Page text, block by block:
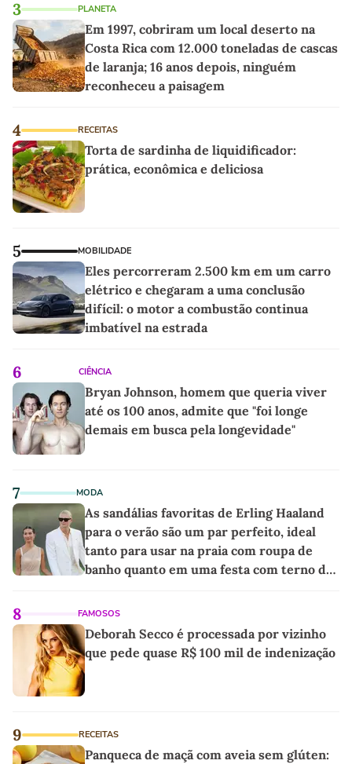
3 PLANETA
Em 1997, cobriram um local deserto na
Costa Rica com 12.000 toneladas de cascas
de laranja; 16 anos depois, ninguém
reconheceu a paisagem
4 RECEITAS
Torta de sardinha de liquidificador:
prática, econômica e deliciosa
5 MOBILIDADE
Eles percorreram 2.500 km em um carro
elétrico e chegaram a uma conclusão
difícil: o motor a combustão continua
imbatível na estrada
6 CIÊNCIA
Bryan Johnson, homem que queria viver
até os 100 anos, admite que "foi longe
demais em busca pela longevidade"
7 MODA
As sandálias favoritas de Erling Haaland
para o verão são um par perfeito, ideal
tanto para usar na praia com roupa de
banho quanto em uma festa com terno de
8 FAMOSOS
Deborah Secco é processada por vizinho
que pede quase R$ 100 mil de indenização
9 RECEITAS
Panqueca de maçã com aveia sem glúten: